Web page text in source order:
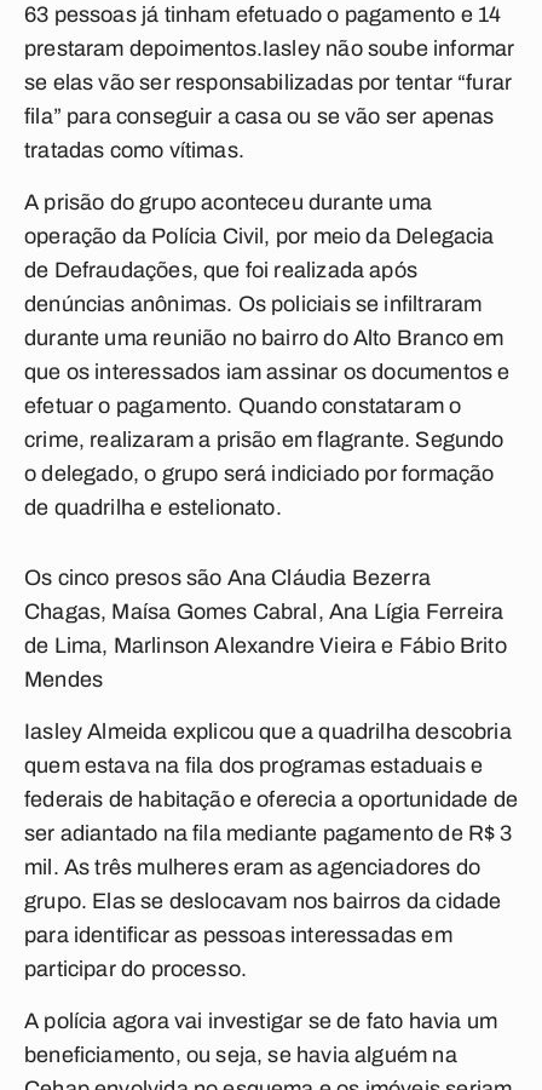
63 pessoas já tinham efetuado o pagamento e 14
prestaram depoimentos.Iasley não soube informar
se elas vão ser responsabilizadas por tentar “furar
fila” para conseguir a casa ou se vão ser apenas
tratadas como vítimas.
A prisão do grupo aconteceu durante uma
operação da Polícia Civil, por meio da Delegacia
de Defraudações, que foi realizada após
denúncias anônimas. Os policiais se infiltraram
durante uma reunião no bairro do Alto Branco em
que os interessados iam assinar os documentos e
efetuar o pagamento. Quando constataram o
crime, realizaram a prisão em flagrante. Segundo
o delegado, o grupo será indiciado por formação
de quadrilha e estelionato.
Os cinco presos são Ana Cláudia Bezerra
Chagas, Maísa Gomes Cabral, Ana Lígia Ferreira
de Lima, Marlinson Alexandre Vieira e Fábio Brito
Mendes
Iasley Almeida explicou que a quadrilha descobria
quem estava na fila dos programas estaduais e
federais de habitação e oferecia a oportunidade de
ser adiantado na fila mediante pagamento de R$ 3
mil. As três mulheres eram as agenciadores do
grupo. Elas se deslocavam nos bairros da cidade
para identificar as pessoas interessadas em
participar do processo.
A polícia agora vai investigar se de fato havia um
beneficiamento, ou seja, se havia alguém na